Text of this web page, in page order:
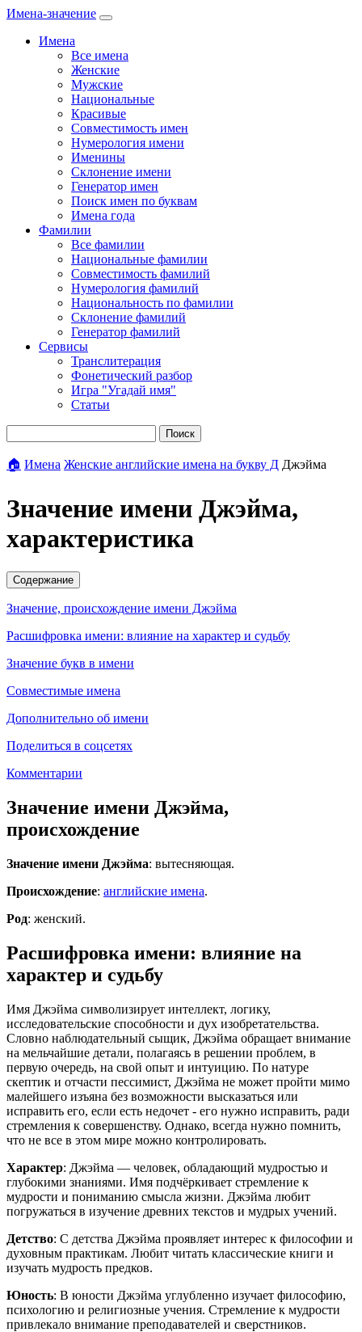
Имена-значение
Имена
Все имена
Женские
Мужские
Национальные
Красивые
Совместимость имен
Нумерология имени
Именины
Склонение имени
Генератор имен
Поиск имен по буквам
Имена года
Фамилии
Все фамилии
Национальные фамилии
Совместимость фамилий
Нумерология фамилий
Национальность по фамилии
Склонение фамилий
Генератор фамилий
Сервисы
Транслитерация
Фонетический разбор
Игра "Угадай имя"
Статьи
Поиск
🏠 Имена Женские английские имена на букву Д Джэйма
Значение имени Джэйма,
характеристика
Содержание
Значение, происхождение имени Джэйма
Расшифровка имени: влияние на характер и судьбу
Значение букв в имени
Совместимые имена
Дополнительно об имени
Поделиться в соцсетях
Комментарии
Значение имени Джэйма,
происхождение
Значение имени Джэйма: вытесняющая.
Происхождение: английские имена.
Род: женский.
Расшифровка имени: влияние на
характер и судьбу
Имя Джэйма символизирует интеллект, логику,
исследовательские способности и дух изобретательства.
Словно наблюдательный сыщик, Джэйма обращает внимание
на мельчайшие детали, полагаясь в решении проблем, в
первую очередь, на свой опыт и интуицию. По натуре
скептик и отчасти пессимист, Джэйма не может пройти мимо
малейшего изъяна без возможности высказаться или
исправить его, если есть недочет - его нужно исправить, ради
стремления к совершенству. Однако, всегда нужно помнить,
что не все в этом мире можно контролировать.
Характер: Джэйма — человек, обладающий мудростью и
глубокими знаниями. Имя подчёркивает стремление к
мудрости и пониманию смысла жизни. Джэйма любит
погружаться в изучение древних текстов и мудрых учений.
Детство: С детства Джэйма проявляет интерес к философии и
духовным практикам. Любит читать классические книги и
изучать мудрость предков.
Юность: В юности Джэйма углубленно изучает философию,
психологию и религиозные учения. Стремление к мудрости
привлекало внимание преподавателей и сверстников.